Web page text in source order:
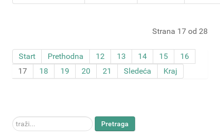
Strana 17 od 28
Start Prethodna 12 13 14 15
16
17
18 19 20 21 Sledeća Kraj
traži... Pretraga